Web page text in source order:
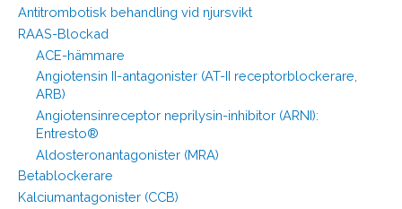
Antitrombotisk behandling vid njursvikt
RAAS-Blockad
ACE-hämmare
Angiotensin II-antagonister (AT-II receptorblockerare,
ARB)
Angiotensinreceptor neprilysin-inhibitor (ARNI):
Entresto®
Aldosteronantagonister (MRA)
Betablockerare
Kalciumantagonister (CCB)